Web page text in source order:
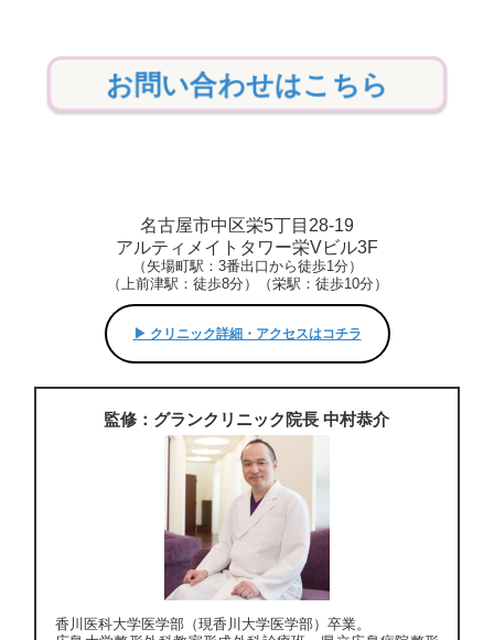
お問い合わせはこちら
名古屋市中区栄5丁目28-19
アルティメイトタワー栄Vビル3F
（矢場町駅：3番出口から徒歩1分）
（上前津駅：徒歩8分）（栄駅：徒歩10分）
▶︎ クリニック詳細・アクセスはコチラ
監修：グランクリニック院長 中村恭介
香川医科大学医学部（現香川大学医学部）卒業。